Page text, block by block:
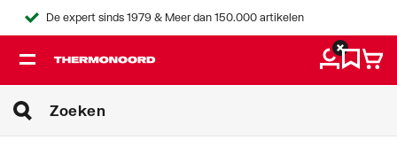
De expert sinds 1979 & Meer dan 150.000 artikelen